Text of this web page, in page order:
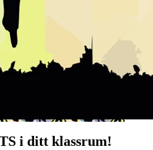
i ditt klassrum!